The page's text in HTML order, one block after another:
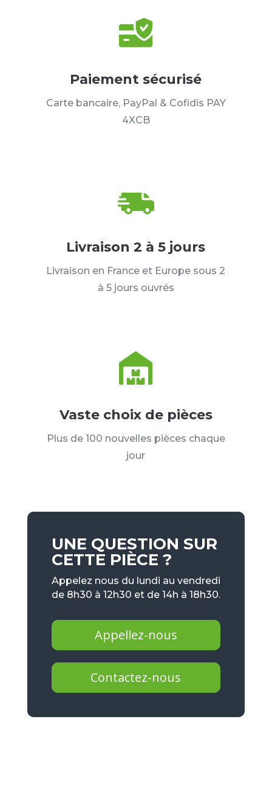
Paiement sécurisé
Carte bancaire, PayPal & Cofidis PAY
4XCB
Livraison 2 à 5 jours
Livraison en France et Europe sous 2
à 5 jours ouvrés
Vaste choix de pièces
Plus de 100 nouvelles pièces chaque
jour
UNE QUESTION SUR
CETTE PIÈCE ?
Appelez nous du lundi au vendredi
de 8h30 à 12h30 et de 14h à 18h30.
Appellez-nous
Contactez-nous